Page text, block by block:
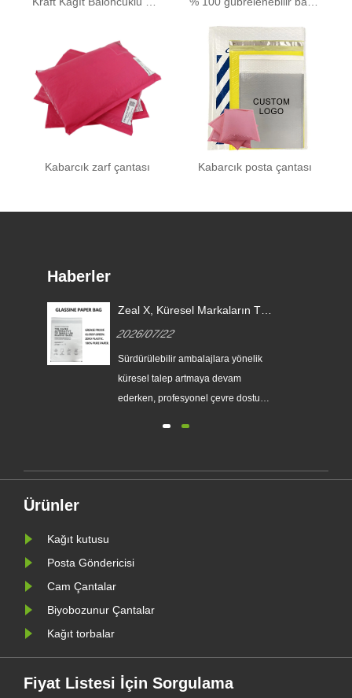
Kabarcık zarf çantası Kabarcık posta çantası
Haberler
Zeal X, Küresel Markaların Tek
Yerini Almasına Yardımcı
Olmak İçin Özel Cam Kağıt
Torbaları Piyasaya Sürüyor
2026/07/22
Sürdürülebilir ambalajlara yönelik
küresel talep artmaya devam
ederken, profesyonel çevre dostu
Geleneksel plastik poşetlere birinci
Ürünler
Kağıt kutusu
Posta Göndericisi
Cam Çantalar
Biyobozunur Çantalar
Kağıt torbalar
Fiyat Listesi İçin Sorgulama